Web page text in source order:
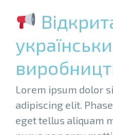
Lorem ipsum dolor
adipiscing elit.
eget tellus aliquam